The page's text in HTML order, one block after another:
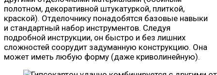
полотном, декоративной штукатуркой, плиткой,
краской). Отделочнику понадобятся базовые навыки
и стандартный набор инструментов. Следуя
подробной инструкции, он быстро и без лишних
сложностей соорудит задуманную конструкцию. Она
может иметь любую форму (даже криволинейную).